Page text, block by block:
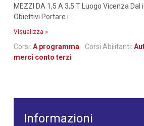
MEZZI DA 1,5 A 3,5 T Luogo Vicenza
Obiettivi Portare i...
Visualizza »
Corsi: A programma Corsi Abilitanti:
merci conto terzi
Informazioni